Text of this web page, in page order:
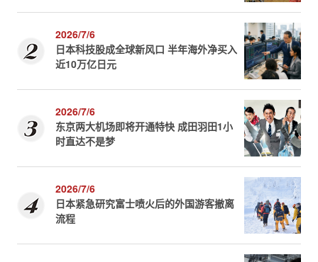
2026/7/6
日本科技股成全球新风口 半年海外净买入
近10万亿日元
2026/7/6
东京两大机场即将开通特快 成田羽田1小
时直达不是梦
2026/7/6
日本紧急研究富士喷火后的外国游客撤离
流程